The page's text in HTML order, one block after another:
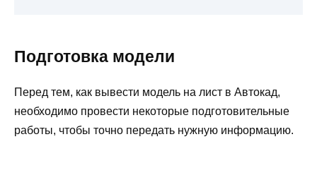
Подготовка модели
Перед тем, как вывести модель на лист в Автокад,
необходимо провести некоторые подготовительные
работы, чтобы точно передать нужную информацию.